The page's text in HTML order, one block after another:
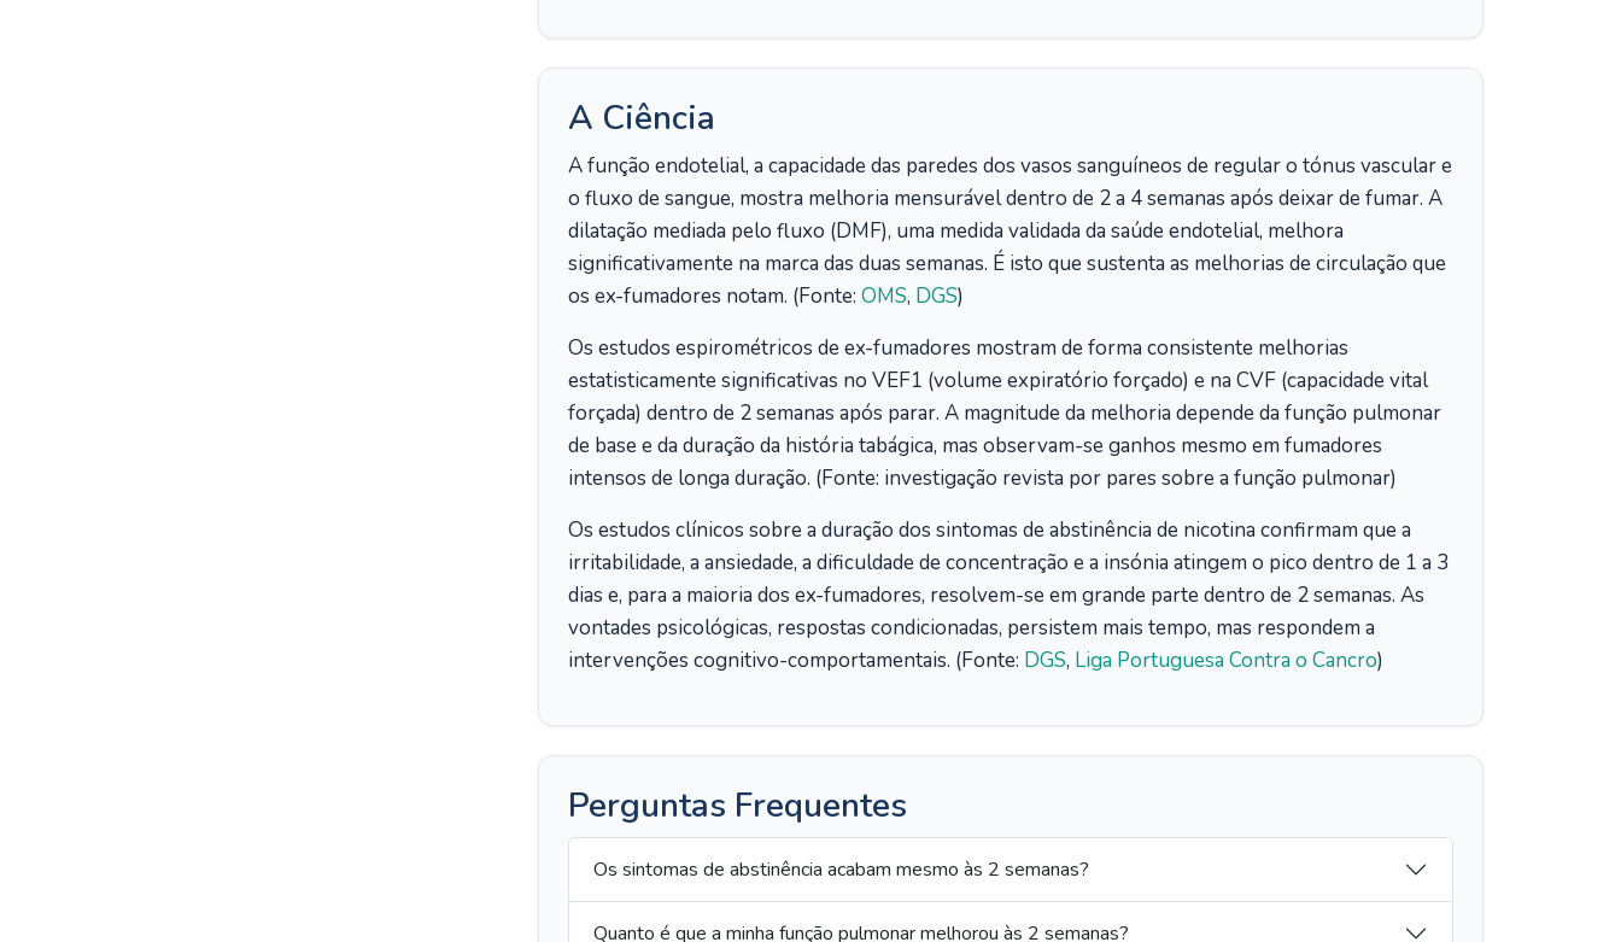
A Ciência
A função endotelial, a capacidade das paredes dos vasos sanguíneos de regular o tónus vascular e
o fluxo de sangue, mostra melhoria mensurável dentro de 2 a 4 semanas após deixar de fumar. A
dilatação mediada pelo fluxo (DMF), uma medida validada da saúde endotelial, melhora
significativamente na marca das duas semanas. É isto que sustenta as melhorias de circulação que
os ex-fumadores notam. (Fonte: OMS, DGS)
Os estudos espirométricos de ex-fumadores mostram de forma consistente melhorias
estatisticamente significativas no VEF1 (volume expiratório forçado) e na CVF (capacidade vital
forçada) dentro de 2 semanas após parar. A magnitude da melhoria depende da função pulmonar
de base e da duração da história tabágica, mas observam-se ganhos mesmo em fumadores
intensos de longa duração. (Fonte: investigação revista por pares sobre a função pulmonar)
Os estudos clínicos sobre a duração dos sintomas de abstinência de nicotina confirmam que a
irritabilidade, a ansiedade, a dificuldade de concentração e a insónia atingem o pico dentro de 1 a 3
dias e, para a maioria dos ex-fumadores, resolvem-se em grande parte dentro de 2 semanas. As
vontades psicológicas, respostas condicionadas, persistem mais tempo, mas respondem a
intervenções cognitivo-comportamentais. (Fonte: DGS, Liga Portuguesa Contra o Cancro)
Perguntas Frequentes
Os sintomas de abstinência acabam mesmo às 2 semanas?
Quanto é que a minha função pulmonar melhorou às 2 semanas?